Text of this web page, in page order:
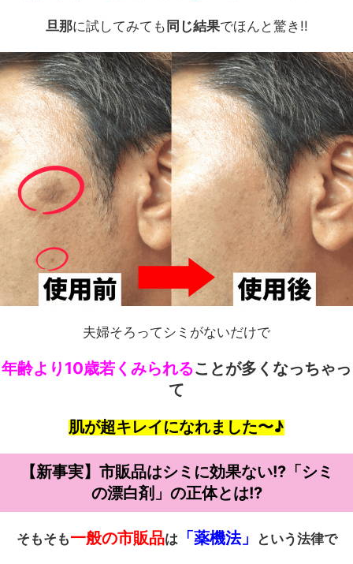
旦那に試してみても 同じ結果でほんと驚き!!
夫婦そろってシミがないだけで
年齢より10歳若くみられることが多くなっちゃっ
て
肌が超キレイになれました〜♪
【新事実】市販品はシミに効果ない!?「シミ
の漂白剤」の正体とは!?
そもそも一般の市販品は「薬機法」 という法律で